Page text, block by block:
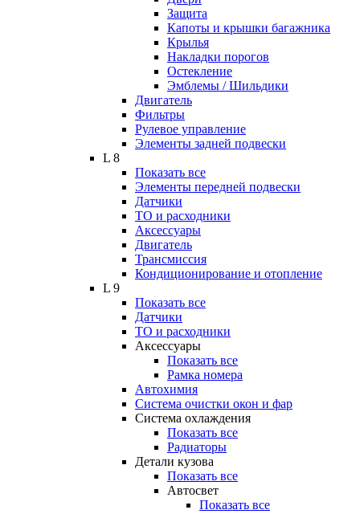
Защита
Капоты и крышки багажника
Крылья
Накладки порогов
Остекление
Эмблемы / Шильдики
Двигатель
Фильтры
Рулевое управление
Элементы задней подвески
L 8
Показать все
Элементы передней подвески
Датчики
ТО и расходники
Аксессуары
Двигатель
Трансмиссия
Кондиционирование и отопление
L 9
Показать все
Датчики
ТО и расходники
Аксессуары
Показать все
Рамка номера
Автохимия
Система очистки окон и фар
Система охлаждения
Показать все
Радиаторы
Детали кузова
Показать все
Автосвет
Показать все